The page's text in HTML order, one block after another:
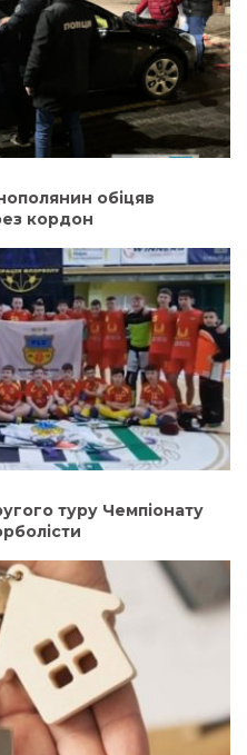
обіцяв
кордон
туру Чемпіонату